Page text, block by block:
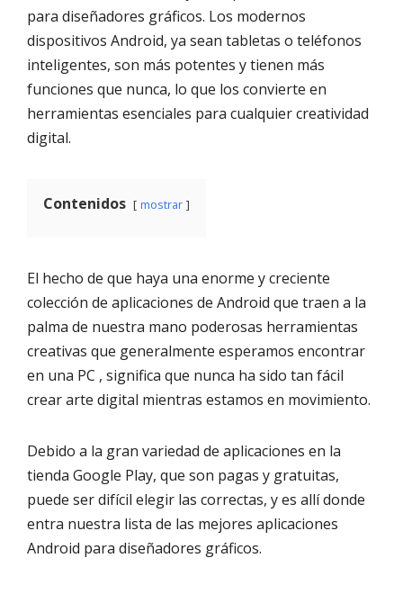
para diseñadores gráficos. Los modernos
dispositivos Android, ya sean tabletas o teléfonos
inteligentes, son más potentes y tienen más
funciones que nunca, lo que los convierte en
herramientas esenciales para cualquier creatividad
digital.
Contenidos mostrar
El hecho de que haya una enorme y creciente
colección de aplicaciones de Android que traen a la
palma de nuestra mano poderosas herramientas
creativas que generalmente esperamos encontrar
en una PC , significa que nunca ha sido tan fácil
crear arte digital mientras estamos en movimiento.
Debido a la gran variedad de aplicaciones en la
tienda Google Play, que son pagas y gratuitas,
puede ser difícil elegir las correctas, y es allí donde
entra nuestra lista de las mejores aplicaciones
Android para diseñadores gráficos.